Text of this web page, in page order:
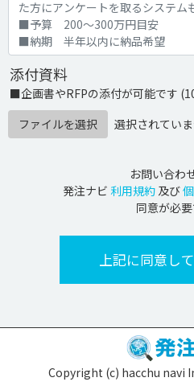
添付資料
■企画書やRFPの添付が可能です
ファイルを選択
選択されてい
お問い合わ
発注ナビ 利用規約 及び
同意が必要
Copyright (c) hacchu navi